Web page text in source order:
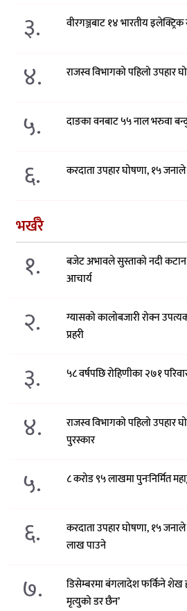
३. वीरगञ्जबाट १४ भारतीय
४. राजस्व विभागको पहिलो उपहार
५. दाङका वनबाट ५५ नाल भरुवा
६. करदाता उपहार घोषणा, १५
भर्खरै
१.
बजेट अभावले सुस्ताको नदी कटान
आचार्य
२.
ग्यासको कालोबजारी रोक्न
प्रहरी
३. ५८ वर्षपछि रोहिणीका २७१
४.
राजस्व विभागको पहिलो उपहार
पुरस्कार
५. ८ करोड ९५ लाखमा पुनःनिर्मित
६.
करदाता उपहार घोषणा, १५
लाख पाउने
७.
डिसेम्बरमा बंगलादेश फर्किने शेख
मृत्युको डर छैन’